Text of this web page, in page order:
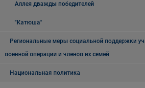
Аллея дважды победителей
"Катюша"
Региональные меры социальной поддержки
военной операции и членов их семей
Национальная политика